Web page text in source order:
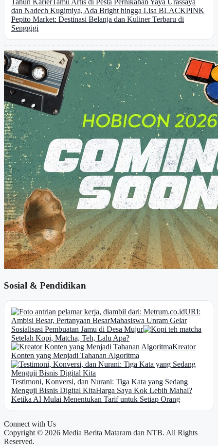
Tahun KarierTamu Artis di Pesta Pernikahan Yaya Urassaya
dan Nadech Kugimiya, Ada Bright hingga Lisa BLACKPINK
Pepito Market: Destinasi Belanja dan Kuliner Terbaru di
Senggigi
Sosial & Pendidikan
URI:
Ambisi Besar, Pertanyaan BesarMahasiswa Unram Gelar
Sosialisasi Pembuatan Jamu di Desa Mujur
Setelah Kopi, Matcha, Teh, Lalu Apa?
Kreator
Konten yang Menjadi Tahanan Algoritma
Testimoni, Konversi, dan Nurani: Tiga Kata yang Sedang
Menguji Bisnis Digital KitaHarga Saya Kok Lebih Mahal?
Ketika AI Mulai Menentukan Tarif untuk Setiap Orang
Connect with Us
Copyright © 2026 Media Berita Mataram dan NTB. All Rights
Reserved.